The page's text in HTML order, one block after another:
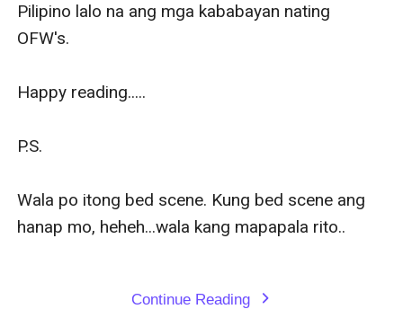
Pilipino lalo na ang mga kababayan nating
OFW's.
Happy reading.....
P.S.
Wala po itong bed scene. Kung bed scene ang
hanap mo, heheh...wala kang mapapala rito..
Continue Reading expand_more